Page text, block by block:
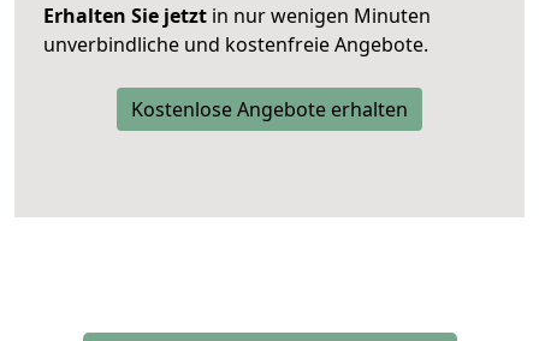
Erhalten Sie jetzt in nur wenigen Minuten
unverbindliche und kostenfreie Angebote.
Kostenlose Angebote erhalten